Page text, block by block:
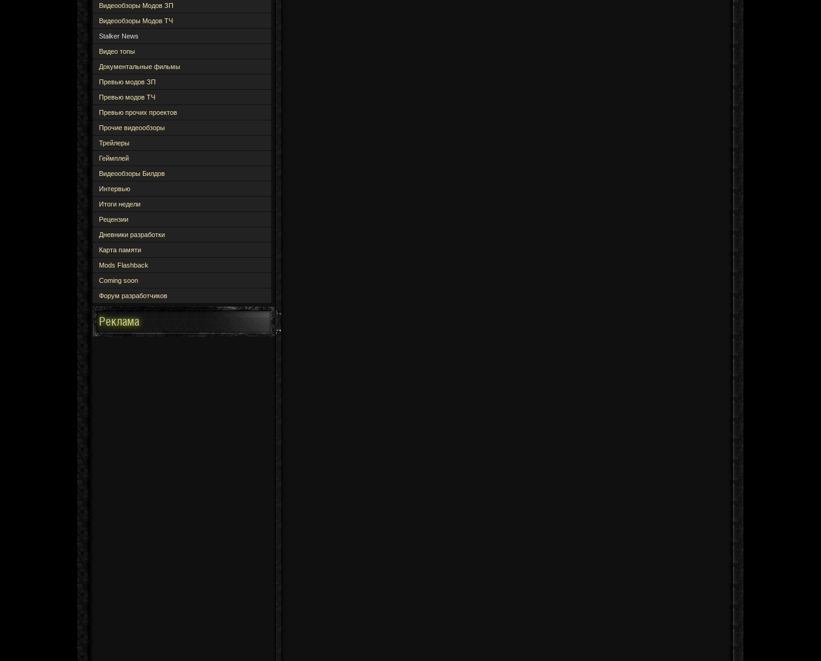
Видеообзоры Модов ЗП
Видеообзоры Модов ТЧ
Stalker News
Видео топы
Документальные фильмы
Превью модов ЗП
Превью модов ТЧ
Превью прочих проектов
Прочие видеообзоры
Трейлеры
Геймплей
Видеообзоры Билдов
Интервью
Итоги недели
Рецензии
Дневники разработки
Карта памяти
Mods Flashback
Coming soon
Форум разработчиков
Реклама